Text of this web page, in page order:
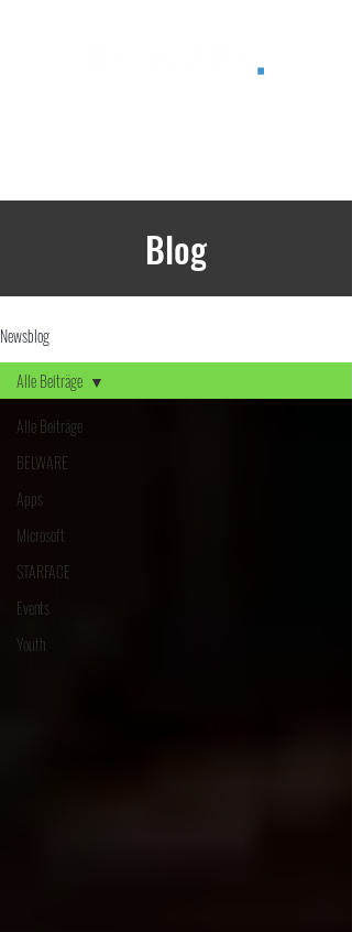
Blog
Newsblog
Alle Beiträge
BELWARE
Apps
Microsoft
STARFACE
Events
Youth
Alle Beiträge